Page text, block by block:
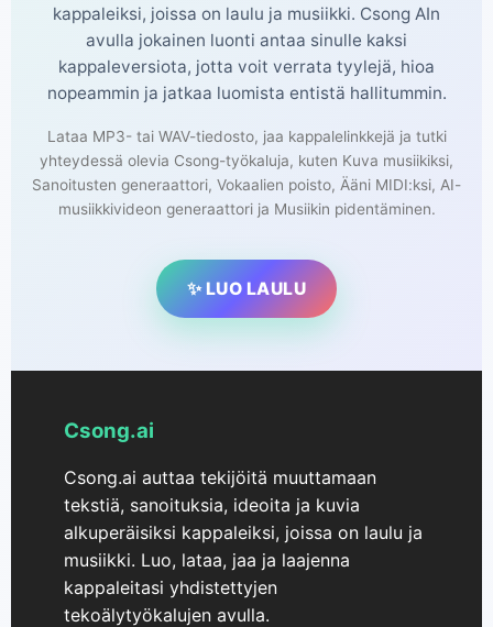
kappaleiksi, joissa on laulu ja musiikki. Csong AIn
avulla jokainen luonti antaa sinulle kaksi
kappaleversiota, jotta voit verrata tyylejä, hioa
nopeammin ja jatkaa luomista entistä hallitummin.
Lataa MP3- tai WAV-tiedosto, jaa kappalelinkkejä ja tutki
yhteydessä olevia Csong-työkaluja, kuten Kuva musiikiksi,
Sanoitusten generaattori, Vokaalien poisto, Ääni MIDI:ksi, AI-
musiikkivideon generaattori ja Musiikin pidentäminen.
✨ LUO LAULU
Csong.ai
Csong.ai auttaa tekijöitä muuttamaan
tekstiä, sanoituksia, ideoita ja kuvia
alkuperäisiksi kappaleiksi, joissa on laulu ja
musiikki. Luo, lataa, jaa ja laajenna
kappaleitasi yhdistettyjen
tekoälytyökalujen avulla.